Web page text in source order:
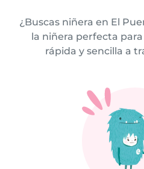
¿Buscas niñera en El
la niñera perfecta
rápida y sencilla a